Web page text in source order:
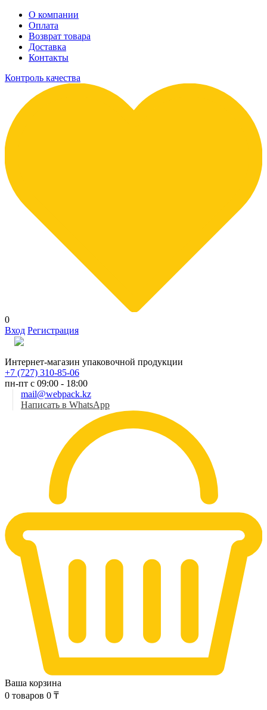
О компании
Оплата
Возврат товара
Доставка
Контакты
Контроль качества
0
Вход Регистрация
Интернет-магазин упаковочной продукции
+7 (727) 310-85-06
пн-пт с 09:00 - 18:00
mail@webpack.kz
Написать в WhatsApp
Ваша корзина
0 товаров 0 ₸